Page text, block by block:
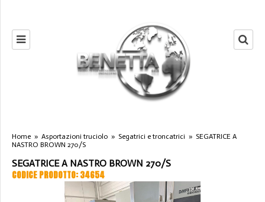
Home » Asportazioni truciolo » Segatrici e troncatrici » SEGATRICE A
NASTRO BROWN 270/S
SEGATRICE A NASTRO BROWN 270/S
CODICE PRODOTTO: 34654